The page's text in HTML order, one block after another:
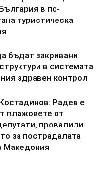
в по-
туристическа
бъдат закривани
в системата
здравен контрол
Радев е
плажoвете от
провалили
за пострадалата
Македония